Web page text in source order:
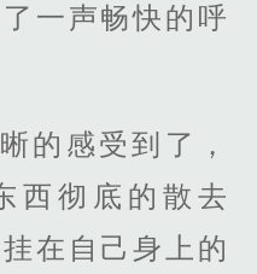
一声畅快的呼
的感受到了，
西彻底的散去
在自己身上的